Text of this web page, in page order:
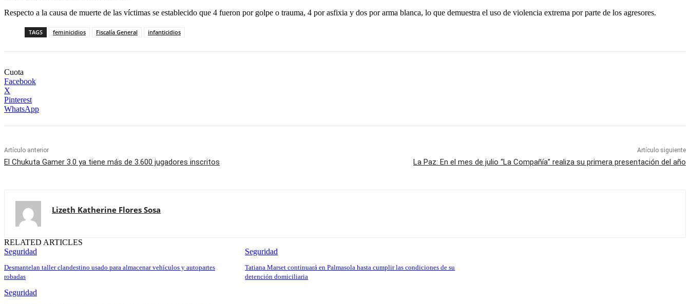
Respecto a la causa de muerte de las víctimas se establecido que 4 fueron por golpe o trauma, 4 por asfixia y dos por arma blanca, lo que demuestra el uso de violencia extrema por parte de los agresores.
TAGS feminicidios Fiscalía General infanticidios
Cuota
Facebook
X
Pinterest
WhatsApp
Artículo anterior
El Chukuta Gamer 3.0 ya tiene más de 3.600 jugadores inscritos
Artículo siguiente
La Paz: En el mes de julio “La Compañía” realiza su primera presentación del año
Lizeth Katherine Flores Sosa
RELATED ARTICLES
Seguridad
Desmantelan taller clandestino usado para almacenar vehículos y autopartes
robadas
Seguridad
Tatiana Marset continuará en Palmasola hasta cumplir las condiciones de su
detención domiciliaria
Seguridad